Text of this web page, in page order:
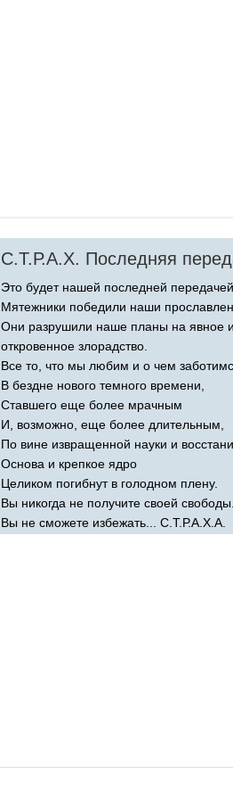
С.Т.Р.А.Х. Последняя
Это будет нашей последней передачей.
Мятежники победили наши
Они разрушили наше планы на явное и
откровенное злорадство.
Все то, что мы любим и о чем
В бездне нового темного времени,
Ставшего еще более мрачным
И, возможно, еще более длительным,
По вине извращенной науки и
Основа и крепкое ядро
Целиком погибнут в голодном плену.
Вы никогда не получите своей свободы.
Вы не сможете избежать... С.Т.Р.А.Х.А.